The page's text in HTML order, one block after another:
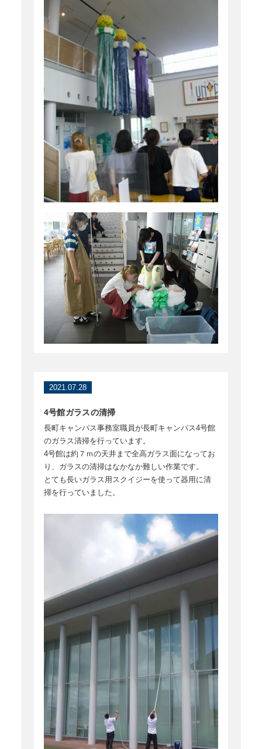
2021.07.28
4号館ガラスの清掃
長町キャンパス事務室職員が長町キャンパス4号館
のガラス清掃を行っています。
4号館は約７ｍの天井まで全高ガラス面になってお
り、ガラスの清掃はなかなか難しい作業です。
とても長いガラス用スクイジーを使って器用に清
掃を行っていました。